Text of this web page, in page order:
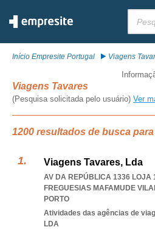
Início Empresite Portugal Viagens
Viagens Tavares
(Pesquisa solicitada pelo usuário) Ver
1200 resultados de busca
Viagens Tavares, Lda
AV DA REPÚBLICA 1336 LOJA
FREGUESIAS MAFAMUDE
PORTO
Atividades das agências de
LDA